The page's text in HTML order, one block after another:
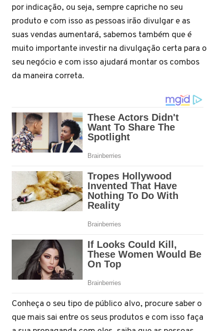
por indicação, ou seja, sempre capriche no seu
produto e com isso as pessoas irão divulgar e as
suas vendas aumentará, sabemos também que é
muito importante investir na divulgação certa para o
seu negócio e com isso ajudará montar os combos
da maneira correta.
Conheça o seu tipo de público alvo, procure saber o
que mais sai entre os seus produtos e com isso faça